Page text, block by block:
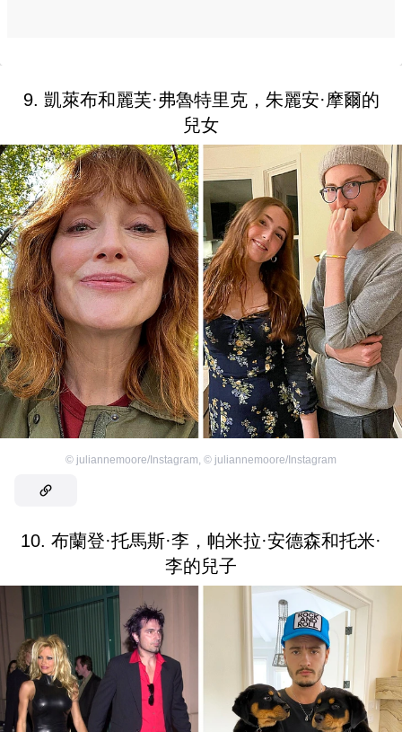
9. 凱萊布和麗芙·弗魯特里克，朱麗安·摩爾的
兒女
© juliannemoore/Instagram, © juliannemoore/Instagram
10. 布蘭登·托馬斯·李，帕米拉·安德森和托米·
李的兒子